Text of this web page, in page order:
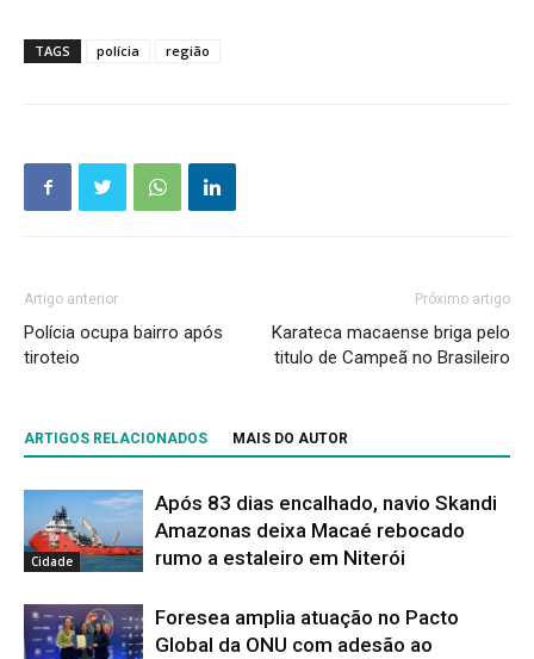
TAGS polícia região
Artigo anterior
Polícia ocupa bairro após
tiroteio
Próximo artigo
Karateca macaense briga pelo
titulo de Campeã no Brasileiro
ARTIGOS RELACIONADOS MAIS DO AUTOR
Cidade
Após 83 dias encalhado, navio Skandi
Amazonas deixa Macaé rebocado
rumo a estaleiro em Niterói
Foresea amplia atuação no Pacto
Global da ONU com adesão ao